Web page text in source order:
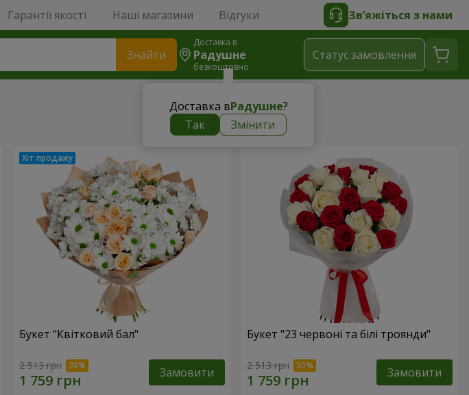
Гарантії якості Наші магазини Відгуки Зв’яжіться з нами
Знайти
Доставка в
Радушне
безкоштовно
Доставка вРадушне?
Так
Змінити
Статус замовлення
Букет "Квітковий бал"
2 513 грн Замовити
Букет "23 червоні та білі троянди"
2 513 грн Замовити